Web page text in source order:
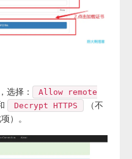
选择：
Allow remote
Decrypt HTTPS
（不
）。